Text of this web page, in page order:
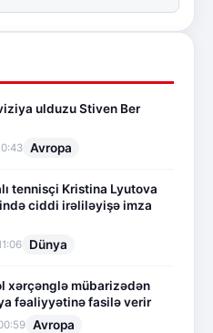
ulduzu Stiven Ber
Avropa
tennisçi Kristina Lyutova
ciddi irəliləyişə imza
Dünya
xərçənglə mübarizədən
fəaliyyətinə fasilə verir
Avropa